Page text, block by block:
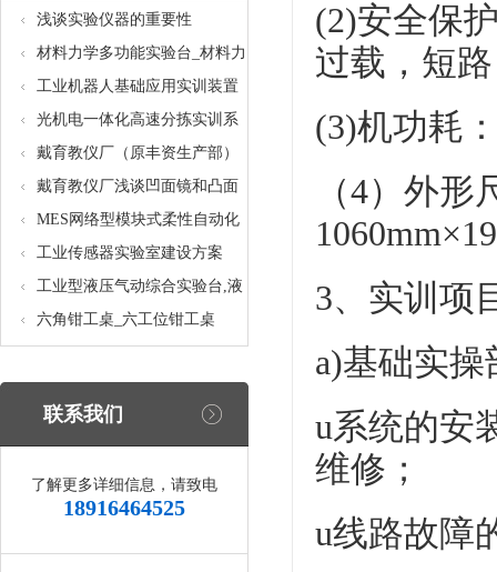
浅谈实验仪器的重要性
材料力学多功能实验台_材料力
学多功能考核实验实训设备
工业机器人基础应用实训装置
台_工业机器人基础应用实训考
核设备
光机电一体化高速分拣实训系
统_光机电一体化高速分拣实验
实训设备
戴育教仪厂（原丰资生产部）
助力春季高教仪器展
戴育教仪厂浅谈凹面镜和凸面
镜的区别之处
MES网络型模块式柔性自动化
生产线实验系统(八站)_模块柔
性自动化生产线教学实训设备
工业传感器实验室建设方案
工业型液压气动综合实验台,液
压气动综合实训台
六角钳工桌_六工位钳工桌
联系我们
了解更多详细信息，请致电
18916464525
(2)安全保
过载，短
(3)机功耗
（4）外
3、实训项
a)基础实操
u系统的安
维修；
u线路故障